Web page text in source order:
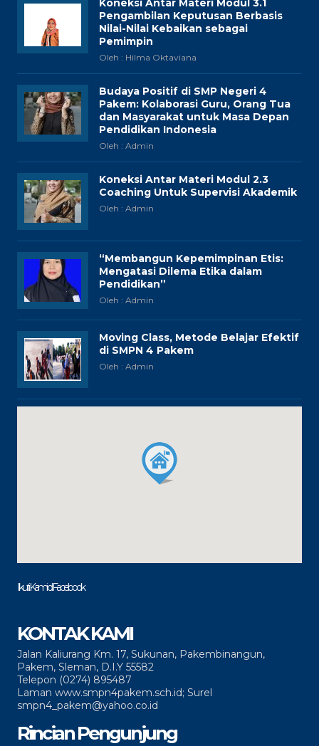
Koneksi Antar Materi Modul 3.1
Pengambilan Keputusan Berbasis
Nilai-Nilai Kebaikan sebagai
Pemimpin
Oleh : Hilma Oktaviana
Budaya Positif di SMP Negeri 4
Pakem: Kolaborasi Guru, Orang Tua
dan Masyarakat untuk Masa Depan
Pendidikan Indonesia
Oleh : Admin
Koneksi Antar Materi Modul 2.3
Coaching Untuk Supervisi Akademik
Oleh : Admin
“Membangun Kepemimpinan Etis:
Mengatasi Dilema Etika dalam
Pendidikan”
Oleh : Admin
Moving Class, Metode Belajar Efektif
di SMPN 4 Pakem
Oleh : Admin
Ikuti Kami di Facebook
KONTAK KAMI
Jalan Kaliurang Km. 17, Sukunan, Pakembinangun,
Pakem, Sleman, D.I.Y 55582
Telepon (0274) 895487
Laman www.smpn4pakem.sch.id; Surel
smpn4_pakem@yahoo.co.id
Rincian Pengunjung